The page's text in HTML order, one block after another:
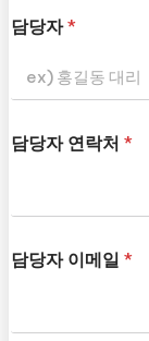
담당자*
담당자 연락처 *
담당자 이메일 *